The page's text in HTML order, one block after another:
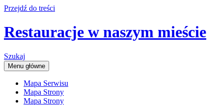
Przejdź do treści
Restauracje w naszym mieście
Szukaj
Menu główne
Mapa Serwisu
Mapa Strony
Mapa Strony